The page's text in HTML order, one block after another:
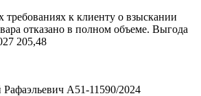
требованиях к клиенту о взыскании
отказано в полном объеме. Выгода
205,48
А51-11590/2024